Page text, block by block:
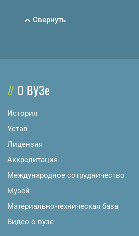
Свернуть
О ВУЗе
История
Устав
Лицензия
Аккредитация
Международное сотрудничество
Музей
Материально-техническая база
Видео о вузе